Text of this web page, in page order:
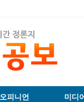
오피니언 미디